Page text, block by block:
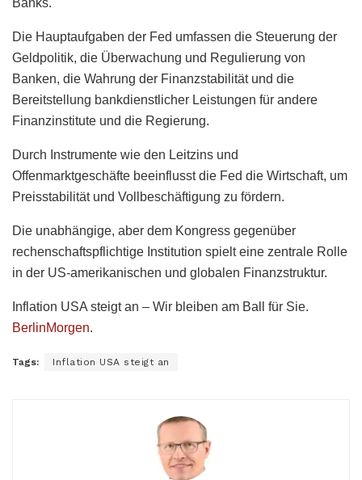
Die Hauptaufgaben der Fed umfassen die Steuerung der
Geldpolitik, die Überwachung und Regulierung von
Banken, die Wahrung der Finanzstabilität und die
Bereitstellung bankdienstlicher Leistungen für andere
Finanzinstitute und die Regierung.
Durch Instrumente wie den Leitzins und
Offenmarktgeschäfte beeinflusst die Fed die Wirtschaft, um
Preisstabilität und Vollbeschäftigung zu fördern.
Die unabhängige, aber dem Kongress gegenüber
rechenschaftspflichtige Institution spielt eine zentrale Rolle
in der US-amerikanischen und globalen Finanzstruktur.
Inflation USA steigt an – Wir bleiben am Ball für Sie.
BerlinMorgen.
Tags: Inflation USA steigt an